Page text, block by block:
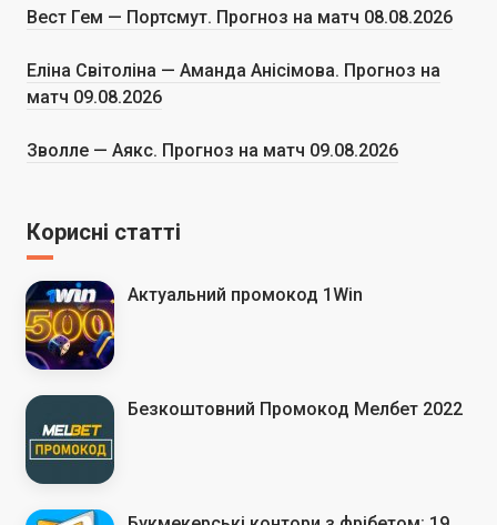
Вест Гем — Портсмут. Прогноз на матч 08.08.2026
Еліна Світоліна — Аманда Анісімова. Прогноз на
матч 09.08.2026
Зволле — Аякс. Прогноз на матч 09.08.2026
Корисні статті
Актуальний промокод 1Win
Безкоштовний Промокод Мелбет 2022